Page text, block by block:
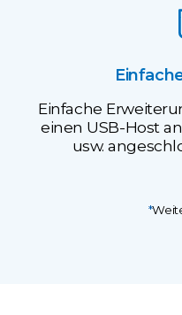
Einfache
einen USB-Host
usw.
*